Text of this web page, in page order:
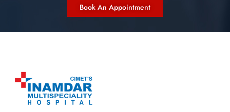
Book An Appointment